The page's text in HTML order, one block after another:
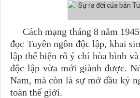
Cách mạng tháng 8 năm
đọc Tuyên ngôn độc lập, khai
lập thể hiện rõ ý chí hòa bình
độc lập vừa mới giành được.
Nam, mà còn là sự mở đầu kỷ
toàn thế giới.